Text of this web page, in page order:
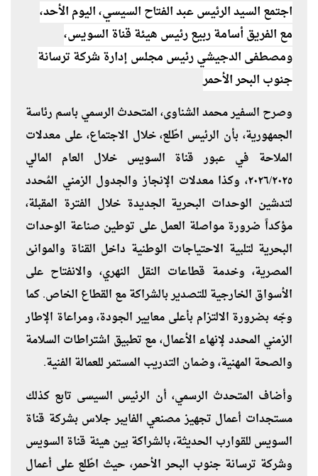
اجتمع السيد الرئيس عبد الفتاح السيسي، اليوم الأحد،
مع الفريق أسامة ربيع رئيس هيئة قناة السويس،
ومصطفى الدجيشي رئيس مجلس إدارة شركة ترسانة
جنوب البحر الأحمر
وصرح السفير محمد الشناوى، المتحدث الرسمي باسم رئاسة
الجمهورية، بأن الرئيس اطّلع، خلال الاجتماع، على معدلات
الملاحة في عبور قناة السويس خلال العام المالي
٢٠٢٦/٢٠٢٥، وكذا معدلات الإنجاز والجدول الزمني المُحدد
لتدشين الوحدات البحرية الجديدة خلال الفترة المقبلة،
مؤكداً ضرورة مواصلة العمل على توطين صناعة الوحدات
البحرية لتلبية الاحتياجات الوطنية داخل القناة والموانئ
المصرية، وخدمة قطاعات النقل النهري، والانفتاح على
الأسواق الخارجية للتصدير بالشراكة مع القطاع الخاص. كما
وجّه بضرورة الالتزام بأعلى معايير الجودة، ومراعاة الإطار
الزمني المحدد لإنهاء الأعمال، مع تطبيق اشتراطات السلامة
والصحة المهنية، وضمان التدريب المستمر للعمالة الفنية.
وأضاف المتحدث الرسمي، أن الرئيس السيسى تابع كذلك
مستجدات أعمال تجهيز مصنعي الفايبر جلاس بشركة قناة
السويس للقوارب الحديثة، بالشراكة بين هيئة قناة السويس
وشركة ترسانة جنوب البحر الأحمر، حيث اطّلع على أعمال